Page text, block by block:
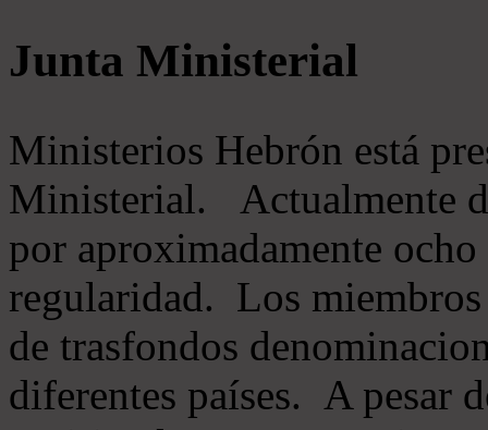
Junta Ministerial
Ministerios Hebrón está
Ministerial. Actualmente
por aproximadamente
regularidad. Los
de trasfondos
diferentes países. A pesar